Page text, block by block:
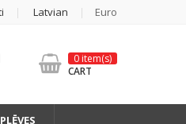
Latvian Euro
0 item(s)
CART